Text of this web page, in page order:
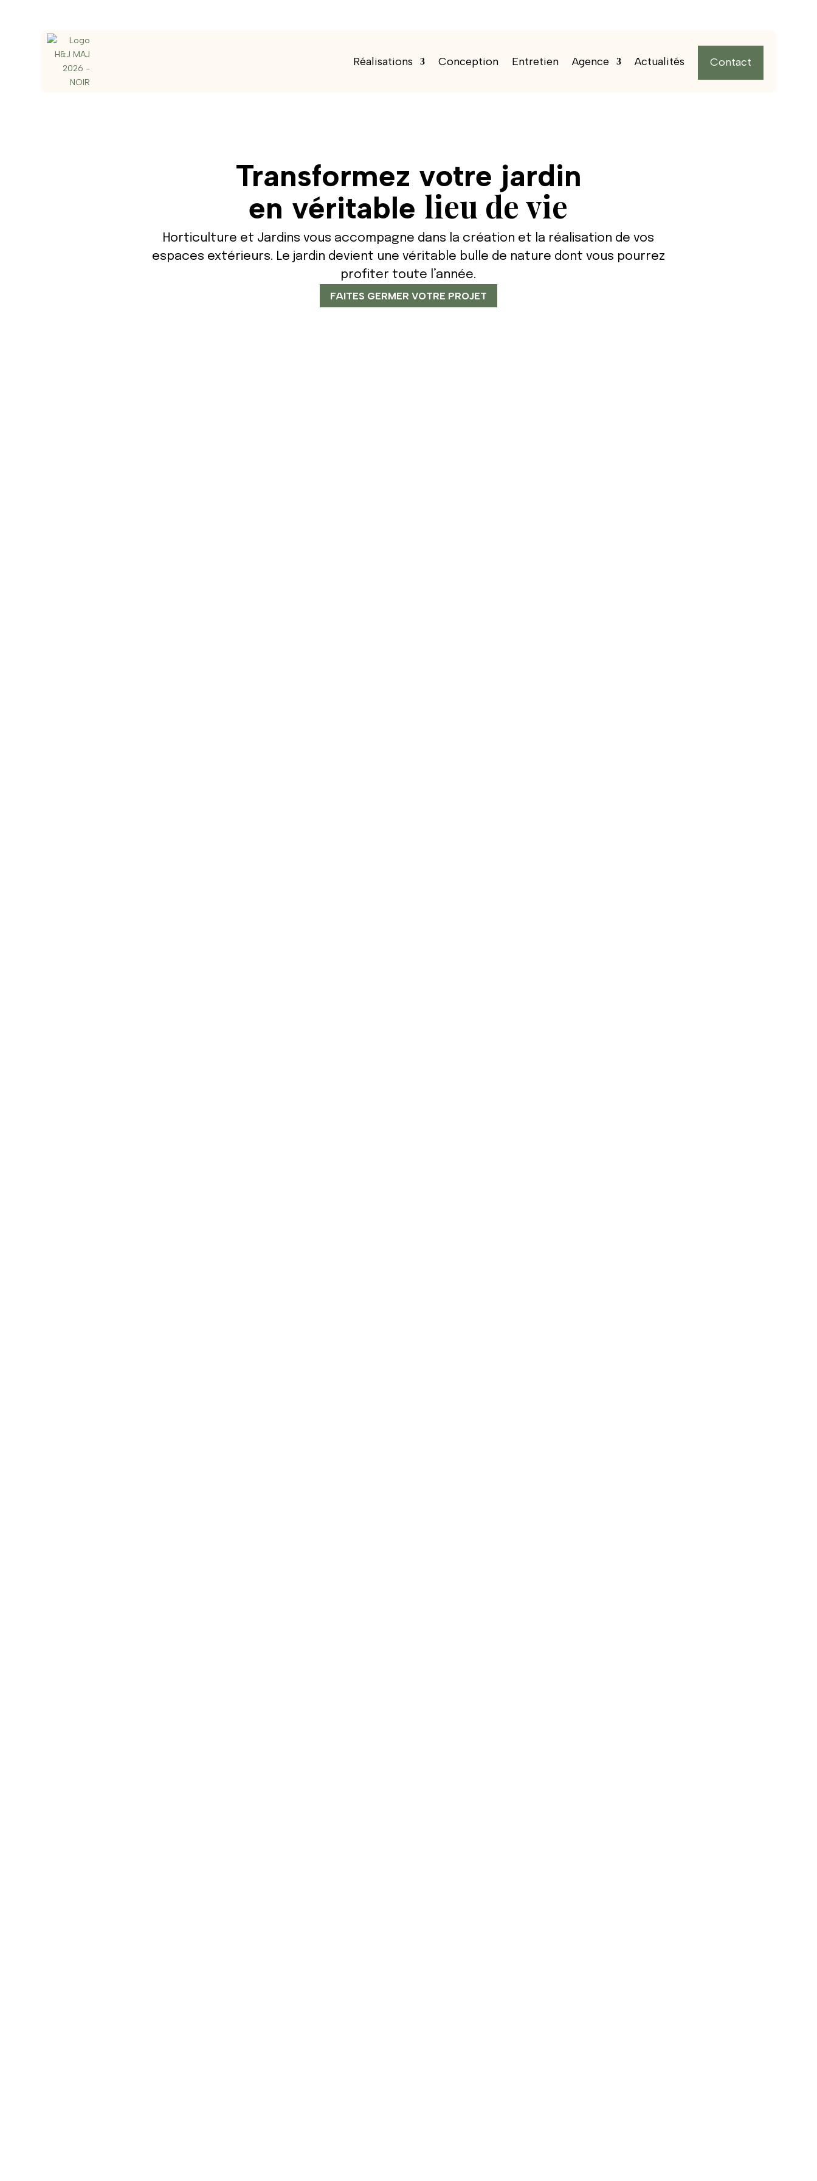
Réalisations Conception Entretien Agence Actualités Contact
Transformez votre jardin
en véritable lieu de vie
Horticulture et Jardins vous accompagne dans la création et la réalisation de vos
espaces extérieurs. Le jardin devient une véritable bulle de nature dont vous pourrez
profiter toute l’année.
FAITES GERMER VOTRE PROJET